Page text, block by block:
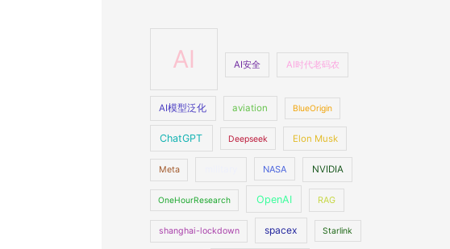
AI AI安全 AI时代老码农
AI模型泛化 aviation BlueOrigin
ChatGPT Deepseek Elon Musk
Meta NASA NVIDIA
OneHourResearch OpenAI RAG
shanghai-lockdown spacex Starlink